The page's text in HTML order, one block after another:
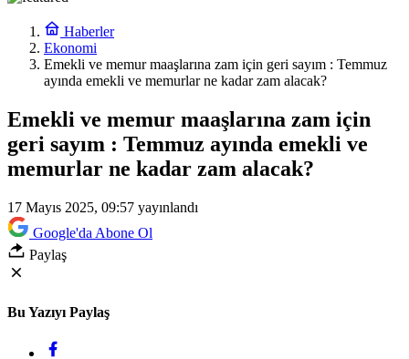
Haberler
Ekonomi
Emekli ve memur maaşlarına zam için geri sayım : Temmuz
ayında emekli ve memurlar ne kadar zam alacak?
Emekli ve memur maaşlarına zam için
geri sayım : Temmuz ayında emekli ve
memurlar ne kadar zam alacak?
17 Mayıs 2025, 09:57 yayınlandı
Google'da Abone Ol
Paylaş
Bu Yazıyı Paylaş